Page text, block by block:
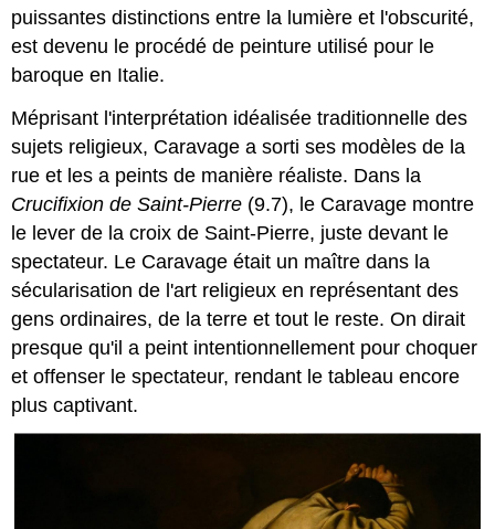
puissantes distinctions entre la lumière et l'obscurité,
est devenu le procédé de peinture utilisé pour le
baroque en Italie.
Méprisant l'interprétation idéalisée traditionnelle des
sujets religieux, Caravage a sorti ses modèles de la
rue et les a peints de manière réaliste. Dans la
Crucifixion de Saint-Pierre (9.7), le Caravage montre
le lever de la croix de Saint-Pierre, juste devant le
spectateur. Le Caravage était un maître dans la
sécularisation de l'art religieux en représentant des
gens ordinaires, de la terre et tout le reste. On dirait
presque qu'il a peint intentionnellement pour choquer
et offenser le spectateur, rendant le tableau encore
plus captivant.